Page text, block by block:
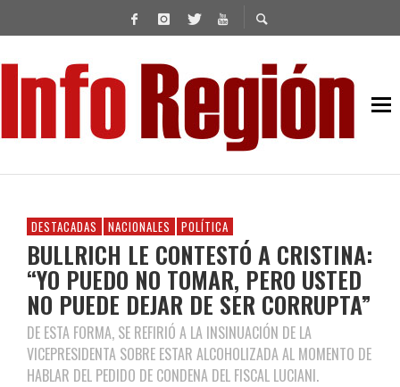
DESTACADAS NACIONALES POLÍTICA
BULLRICH LE CONTESTÓ A CRISTINA:
“YO PUEDO NO TOMAR, PERO USTED
NO PUEDE DEJAR DE SER CORRUPTA”
DE ESTA FORMA, SE REFIRIÓ A LA INSINUACIÓN DE LA
VICEPRESIDENTA SOBRE ESTAR ALCOHOLIZADA AL MOMENTO DE
HABLAR DEL PEDIDO DE CONDENA DEL FISCAL LUCIANI.